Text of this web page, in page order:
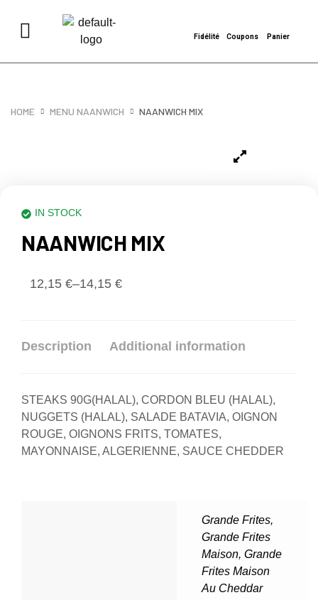
Fidélité Coupons Panier
HOME MENU NAANWICH NAANWICH MIX
IN STOCK
NAANWICH MIX
12,15 €–14,15 €
Description Additional information
STEAKS 90G(HALAL), CORDON BLEU (HALAL),
NUGGETS (HALAL), SALADE BATAVIA, OIGNON
ROUGE, OIGNONS FRITS, TOMATES,
MAYONNAISE, ALGERIENNE, SAUCE CHEDDER
Grande Frites,
Grande Frites
Maison, Grande
Frites Maison
Au Cheddar